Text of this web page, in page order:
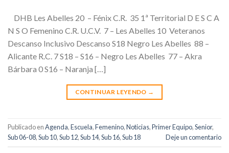
DHB Les Abelles 20 – Fénix C.R. 35 1ª Territorial D E S C A
N S O Femenino C.R. U.C.V. 7 – Les Abelles 10 Veteranos
Descanso Inclusivo Descanso S18 Negro Les Abelles 88 –
Alicante R.C. 7 S18 – S16 – Negro Les Abelles 77 – Akra
Bárbara 0 S16 – Naranja […]
CONTINUAR LEYENDO →
Publicado enAgenda,Escuela,Femenino,Noticias,Primer Equipo,Senior,
Sub 06-08,Sub 10,Sub 12,Sub 14,Sub 16,Sub 18 Deje un comentario